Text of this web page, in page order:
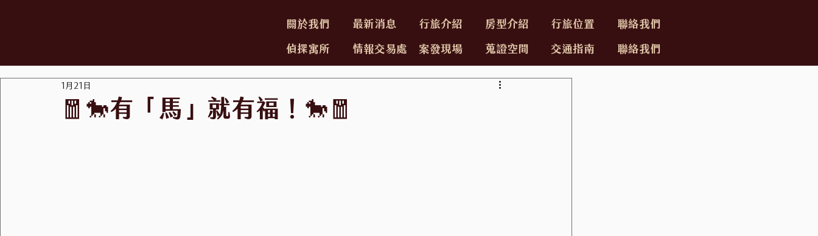
關於我們
偵探寓所
最新消息
情報交易處
行旅介紹
案發現場
房型介紹
蒐證空間
行旅位置
交通指南
聯絡我們
聯絡我們
🧧🐎有「馬」就有福！🐎🧧
1月21日